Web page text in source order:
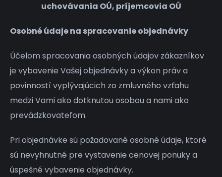
uchovávania OÚ, príjemcovia OÚ
Osobné údaje na spracovanie objednávky
Účelom spracovania osobných údajov zákazníkov
je vybavenie Vašej objednávky a výkon práv a
povinností vyplývajúcich zo zmluvného vzťahu
medzi Vami ako dotknutou osobou a nami ako
prevádzkovateľom.
Pri objednávke sú požadované osobné údaje, ktoré
sú nevyhnutné pre vystavenie cenovej ponuky a
úspešné vybavenie objednávky.